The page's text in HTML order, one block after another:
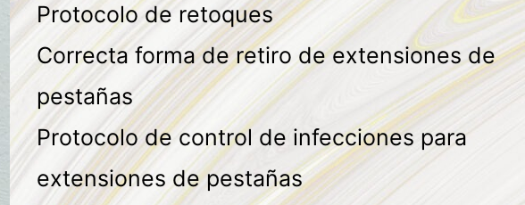
Protocolo de retoques
Correcta forma de retiro de extensiones de
pestañas
Protocolo de control de infecciones para
extensiones de pestañas